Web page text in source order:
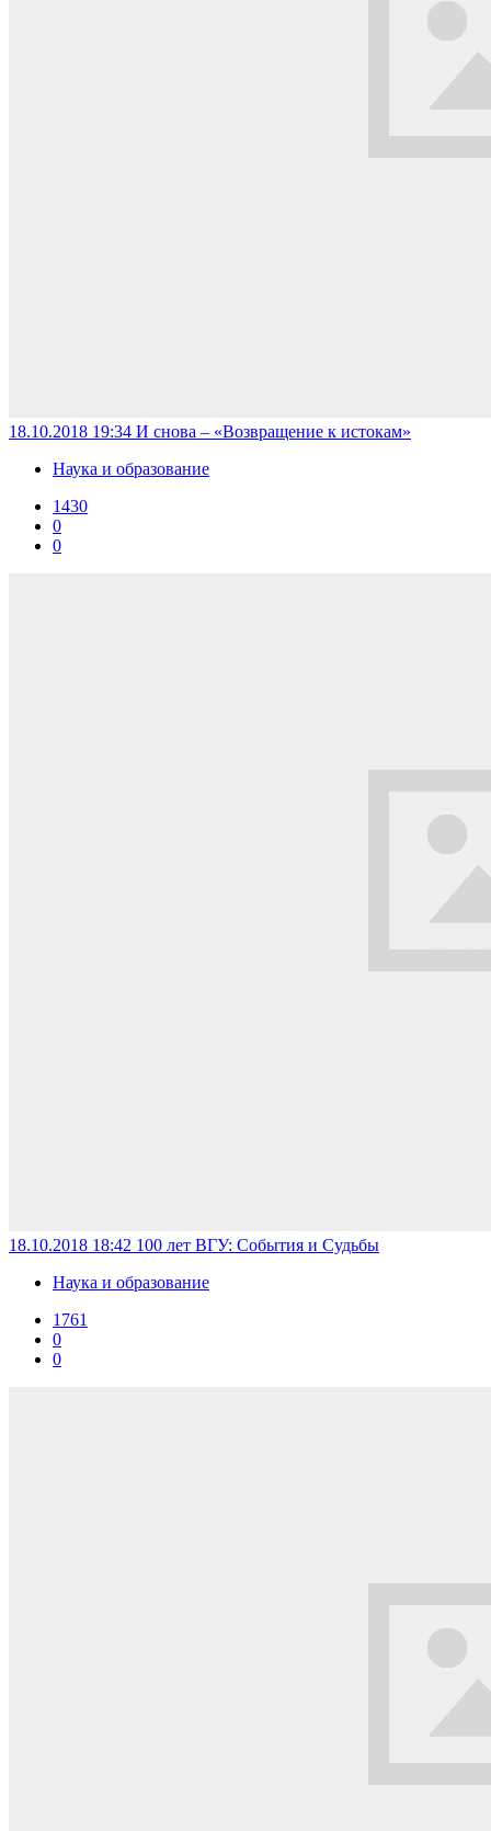
18.10.2018 19:34 И снова – «Возвращение к истокам»
Наука и образование
1430
0
0
18.10.2018 18:42 100 лет ВГУ: События и Судьбы
Наука и образование
1761
0
0